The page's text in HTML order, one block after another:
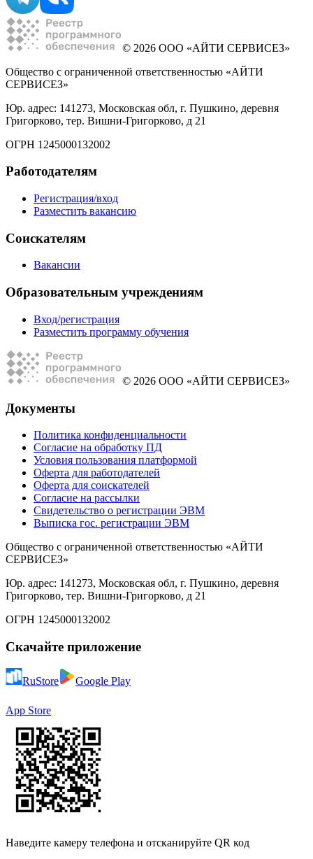
© 2026 ООО «АЙТИ СЕРВИСЕЗ»
Общество с ограниченной ответственностью «АЙТИ
СЕРВИСЕЗ»
Юр. адрес: 141273, Московская обл, г. Пушкино, деревня
Григорково, тер. Вишни-Григорково, д 21
ОГРН 1245000132002
Работодателям
Регистрация/вход
Разместить вакансию
Соискателям
Вакансии
Образовательным учреждениям
Вход/регистрация
Разместить программу обучения
© 2026 ООО «АЙТИ СЕРВИСЕЗ»
Документы
Политика конфиденциальности
Согласие на обработку ПД
Условия пользования платформой
Оферта для работодателей
Оферта для соискателей
Согласие на рассылки
Свидетельство о регистрации ЭВМ
Выписка гос. регистрации ЭВМ
Общество с ограниченной ответственностью «АЙТИ
СЕРВИСЕЗ»
Юр. адрес: 141273, Московская обл, г. Пушкино, деревня
Григорково, тер. Вишни-Григорково, д 21
ОГРН 1245000132002
Скачайте приложение
RuStore Google Play
App Store
Наведите камеру телефона и отсканируйте QR код